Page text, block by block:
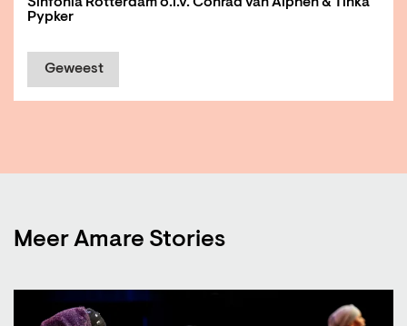
Pypker
Geweest
Meer Amare Stories